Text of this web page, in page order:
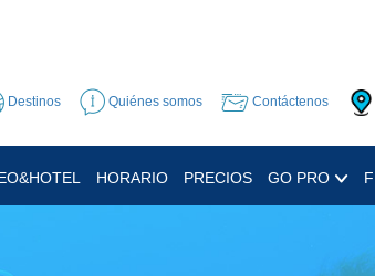
Destinos Quiénes somos Contáctenos
HORARIO PRECIOS GO PRO